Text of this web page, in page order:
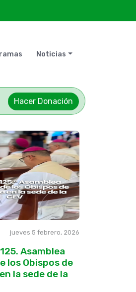
Noticias
Hacer Donación
jueves 5 febrero, 2026
Asamblea
los Obispos de
la sede de la